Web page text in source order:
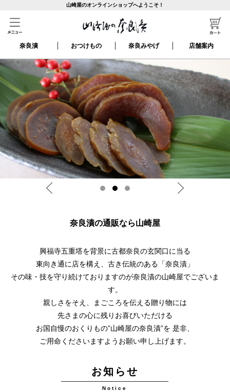
山崎屋のオンラインショップへようこそ！
奈良漬 おつけもの 奈良みやげ 店舗案内
奈良漬の通販なら山崎屋
興福寺五重塔を背景に古都奈良の玄関口に当る
東向き通に店を構え、古き伝統のある「奈良漬」
その味・技を守り続けておりますのが奈良漬の山崎屋でございま
す。
親しさをそえ、まごころを伝える贈り物には
先さまの心に残りお喜びいただける
お国自慢のおくりもの”山崎屋の奈良漬”を 是非、
ご用命くださいますようお願い申し上げます。
お知らせ
Notice